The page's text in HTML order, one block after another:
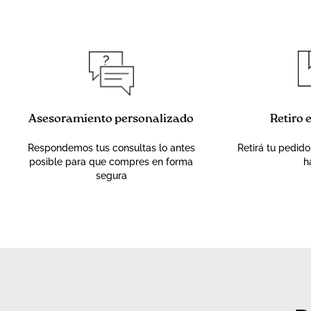
Asesoramiento personalizado
Respondemos tus consultas lo antes
posible para que compres en forma
segura
Retiro
Retirá tu